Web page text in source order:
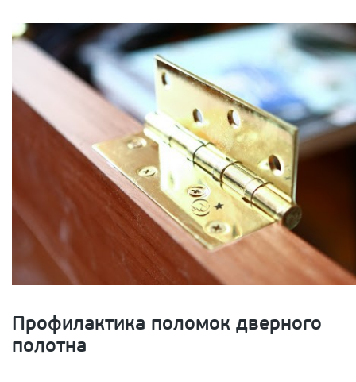
Профилактика поломок дверного
полотна